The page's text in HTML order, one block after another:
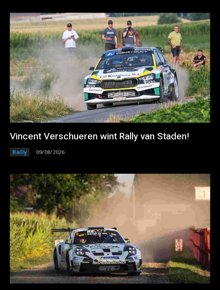
Vincent Verschueren wint Rally van Staden!
Rally 09/08/2026